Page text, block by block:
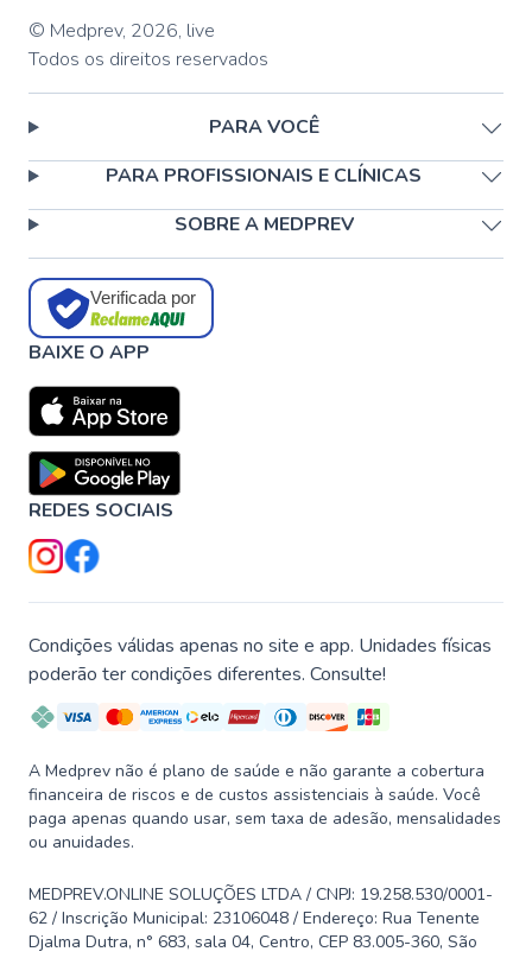
© Medprev, 2026, live
Todos os direitos reservados
PARA VOCÊ
PARA PROFISSIONAIS E CLÍNICAS
SOBRE A MEDPREV
Verificada por
BAIXE O APP
REDES SOCIAIS
Condições válidas apenas no site e app. Unidades físicas
poderão ter condições diferentes. Consulte!
A Medprev não é plano de saúde e não garante a cobertura
financeira de riscos e de custos assistenciais à saúde. Você
paga apenas quando usar, sem taxa de adesão, mensalidades
ou anuidades.
MEDPREV.ONLINE SOLUÇÕES LTDA / CNPJ: 19.258.530/0001-
62 / Inscrição Municipal: 23106048 / Endereço: Rua Tenente
Djalma Dutra, n° 683, sala 04, Centro, CEP 83.005-360, São